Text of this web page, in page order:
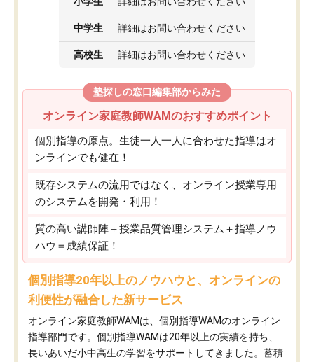
中学生 詳細はお問い合わせください
高校生 詳細はお問い合わせください
塾探しの窓口編集部からみた
オンライン家庭教師WAMのおすすめポイント
個別指導の原点。生徒一人一人に合わせた指導はオ
ンラインでも健在！
既存システムの流用ではなく、オンライン授業専用
のシステムを開発・利用！
質の高い講師陣＋授業品質管理システム＋指導ノウ
ハウ＝成績保証！
個別指導20年以上のノウハウと、オンラインの
利便性が融合した新サービス
オンライン家庭教師WAMは、個別指導WAMのオンライン
指導部門です。個別指導WAMは20年以上の実績を持ち、
長いあいだ小中高生の学習をサポートしてきました。蓄積